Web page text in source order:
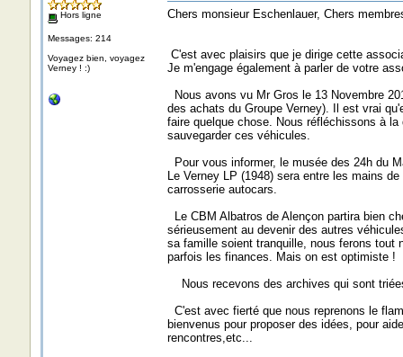
Hors ligne
Messages: 214
Voyagez bien, voyagez
Verney ! :)
Chers monsieur Eschenlauer, Chers
C'est avec plaisirs que je dirige cette
Je m'engage également à parler de votre
Nous avons vu Mr Gros le 13 Novembre
des achats du Groupe Verney). Il est vrai
faire quelque chose. Nous réfléchissons à
sauvegarder ces véhicules.
Pour vous informer, le musée des 24h du
Le Verney LP (1948) sera entre les mains
carrosserie autocars.
Le CBM Albatros de Alençon partira bien
sérieusement au devenir des autres
sa famille soient tranquille, nous ferons tout
parfois les finances. Mais on est optimiste !
Nous recevons des archives qui sont
C'est avec fierté que nous reprenons le
bienvenus pour proposer des idées, pour
rencontres,etc...